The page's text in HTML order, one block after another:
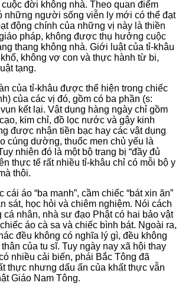
đời không nhà. Theo quan điểm
những người sống viễn ly mới có thể đạt
động chính của những vị này là thiền
pháp, không được thụ hưởng cuộc
thang không nhà. Giới luật của tỉ-khâu
không vợ con và thực hành từ bi,
tạng.
của tỉ-khâu được thể hiện trong chiếc
của các vị đó, gồm có ba phần (s:
kết lại. Vật dụng hàng ngày chỉ gồm
kim chỉ, đồ lọc nước và gậy kinh
được nhận tiền bạc hay các vật dụng
cúng dường, thuốc men chủ yếu là
nhiên đó là một bộ trang bị “đầy đủ
thực tế rất nhiều tỉ-khâu chỉ có mỗi bộ y
thôi.
cái áo “ba manh”, cầm chiếc “bát xin ăn”
sát, học hỏi và chiêm nghiệm. Nói cách
cá nhân, nhà sư đạo Phật có hai bảo vật
áo cà sa và chiếc bình bát. Ngoài ra,
đều không có nghĩa lý gì, đều không
của tu sĩ. Tuy ngày nay xã hội thay
nhiều cải biến, phái Bắc Tông đã
thực nhưng dấu ấn của khất thực vẫn
Giáo Nam Tông.